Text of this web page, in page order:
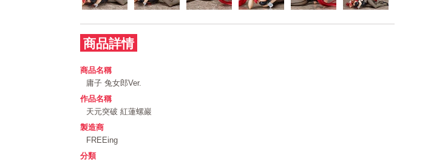
商品詳情
商品名稱
庸子 兔女郎Ver.
作品名稱
天元突破 紅蓮螺巖
製造商
FREEing
分類